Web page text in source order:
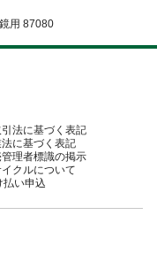
用 87080
法に基づく表記
に基づく表記
理者標識の掲示
クルについて
払い申込